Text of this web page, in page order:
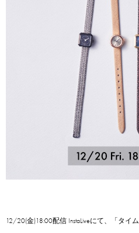
12/20(金)18:00配信 InstaLiveにて、「タイ